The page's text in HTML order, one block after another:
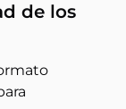
de los